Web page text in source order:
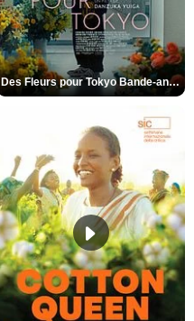
Des Fleurs pour Tokyo Bande-annonce VO STFR